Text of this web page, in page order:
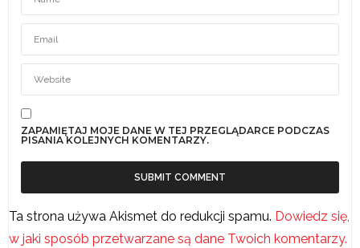
ZAPAMIĘTAJ MOJE DANE W TEJ PRZEGLĄDARCE PODCZAS
PISANIA KOLEJNYCH KOMENTARZY.
Ta strona używa Akismet do redukcji spamu. Dowiedz się,
w jaki sposób przetwarzane są dane Twoich komentarzy.